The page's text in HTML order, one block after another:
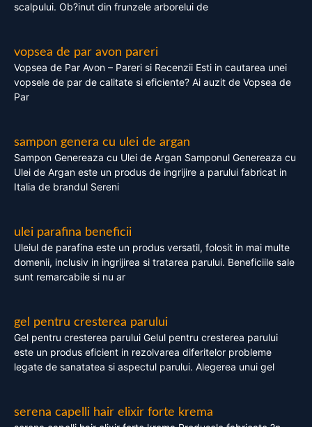
scalpului. Ob?inut din frunzele arborelui de
vopsea de par avon pareri
Vopsea de Par Avon – Pareri si Recenzii Esti in cautarea unei
vopsele de par de calitate si eficiente? Ai auzit de Vopsea de
Par
sampon genera cu ulei de argan
Sampon Genereaza cu Ulei de Argan Samponul Genereaza cu
Ulei de Argan este un produs de ingrijire a parului fabricat in
Italia de brandul Sereni
ulei parafina beneficii
Uleiul de parafina este un produs versatil, folosit in mai multe
domenii, inclusiv in ingrijirea si tratarea parului. Beneficiile sale
sunt remarcabile si nu ar
gel pentru cresterea parului
Gel pentru cresterea parului Gelul pentru cresterea parului
este un produs eficient in rezolvarea diferitelor probleme
legate de sanatatea si aspectul parului. Alegerea unui gel
serena capelli hair elixir forte krema